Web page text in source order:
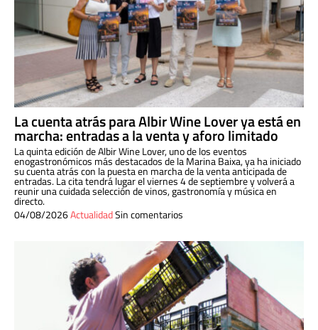
La cuenta atrás para Albir Wine Lover ya está en
marcha: entradas a la venta y aforo limitado
La quinta edición de Albir Wine Lover, uno de los eventos
enogastronómicos más destacados de la Marina Baixa, ya ha iniciado
su cuenta atrás con la puesta en marcha de la venta anticipada de
entradas. La cita tendrá lugar el viernes 4 de septiembre y volverá a
reunir una cuidada selección de vinos, gastronomía y música en
directo.
04/08/2026ActualidadSin comentarios